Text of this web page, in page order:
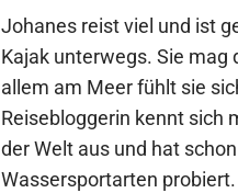
Johanes reist viel und ist
Kajak unterwegs. Sie mag
allem am Meer fühlt sie
Reisebloggerin kennt sich
der Welt aus und hat
Wassersportarten probiert.